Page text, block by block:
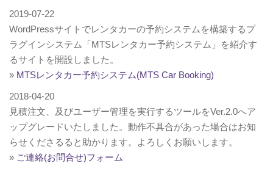
2019-07-22
WordPressサイトでレンタカーの予約システムを構築するプ
ラグインシステム「MTSレンタカー予約システム」を紹介す
るサイトを開設しました。
» MTSレンタカー予約システム(MTS Car Booking)
2018-04-20
見積注文、及びユーザー管理を実行するツールをVer.2.0へア
ップグレードいたしました。動作不具合があった場合はお知
らせくださるると助かります。よろしくお願いします。
» ご連絡(お問合せ)フォーム